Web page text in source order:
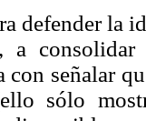
defender la
a
con señalar
sólo